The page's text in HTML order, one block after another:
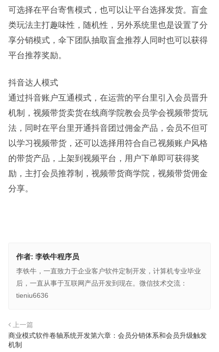
可选择在平台寄售模式，也可以让平台选择发货。盲盒
类玩法主打趣味性，随机性，另外系统里也是设置了分
享分销模式，伞下团队抽取盲盒推荐人同时也可以获得
平台推荐奖励。
抖音达人模式
通过抖音账户互通模式，在运营的平台里引入会员晋升
机制，视频带货卖货在线商学院教会员学会视频带货玩
法，同时在平台里开通抖音团过佣金产品，会员不但可
以学习视频带货，还可以选择用符合自己视频账户风格
的带货产品，上架到视频平台，用户下单即可获得奖
励，主打会员推荐制，视频带货商学院，视频带货佣金
分享。
作者: 李铁牛程序员
李铁牛，一直致力于企业客户软件定制开发，计算机专业毕业
后，一直从事于互联网产品开发到现在。微信技术交流：
tieniu6636
上一篇
商业模式软件卷轴系统开发第六章：会员分销体系和会员升级触发
机制